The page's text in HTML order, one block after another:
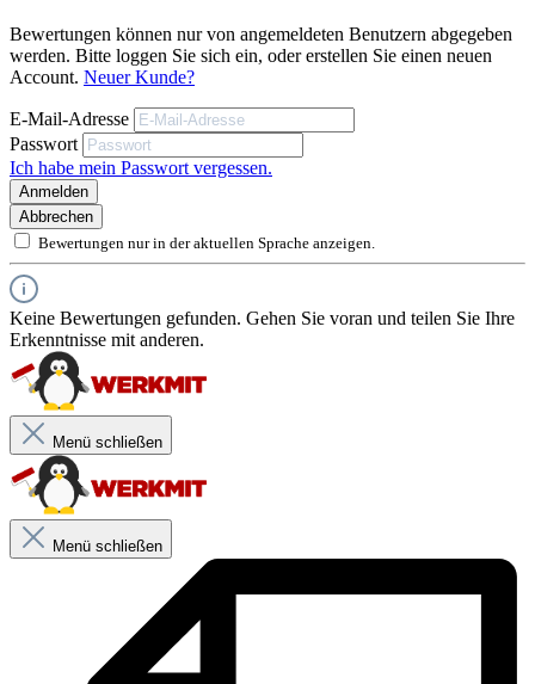
Produktanwendung
Abdichtung von Laminatfugen
Abdichtung von Holzböden
Produktbeschreibung
Hohe Haftung auf verschiedenen Untergründen
Einkomponentig und wasserbeständig
Umweltfreundlich und lösungsmittelfrei
Schnelle Aushärtung
Bewertungen können nur von angemeldeten Benutzern abgegeben
werden. Bitte loggen Sie sich ein, oder erstellen Sie einen neuen
Account. Neuer Kunde?
E-Mail-Adresse
Passwort
Ich habe mein Passwort vergessen.
Anmelden
Abbrechen
Bewertungen nur in der aktuellen Sprache anzeigen.
Keine Bewertungen gefunden. Gehen Sie voran und teilen Sie Ihre
Erkenntnisse mit anderen.
Menü schließen
Menü schließen